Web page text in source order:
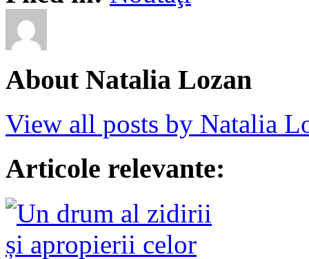
About Natalia Lozan
View all posts by Natalia
Articole relevante: